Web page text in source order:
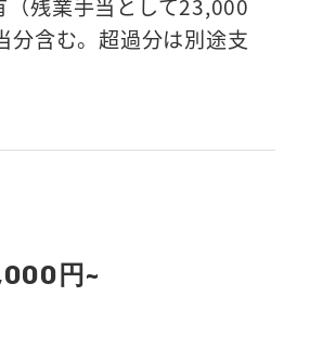
残業手当として23,000
分含む。超過分は別途支
円~